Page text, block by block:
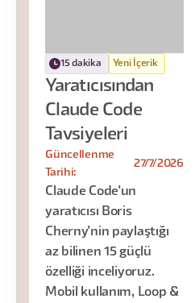
15 dakika Yeni İçerik
Yaratıcısından
Claude Code
Tavsiyeleri
Güncellenme
Tarihi:
27/7/2026
Claude Code'un
yaratıcısı Boris
Cherny'nin paylaştığı
az bilinen 15 güçlü
özelliği inceliyoruz.
Mobil kullanım, Loop &